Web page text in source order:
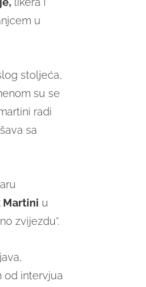
u
stoljeća,
su se
radi
sa
Martini u
zvijezdu“.
od intervjua